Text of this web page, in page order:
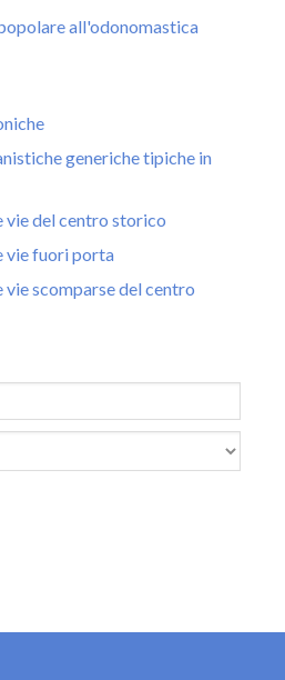
all'odonomastica
generiche tipiche in
vie del centro storico
vie fuori porta
scomparse del centro